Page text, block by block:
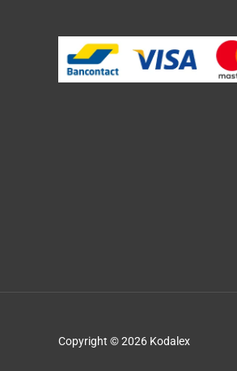
Copyright © 2026 Kodalex